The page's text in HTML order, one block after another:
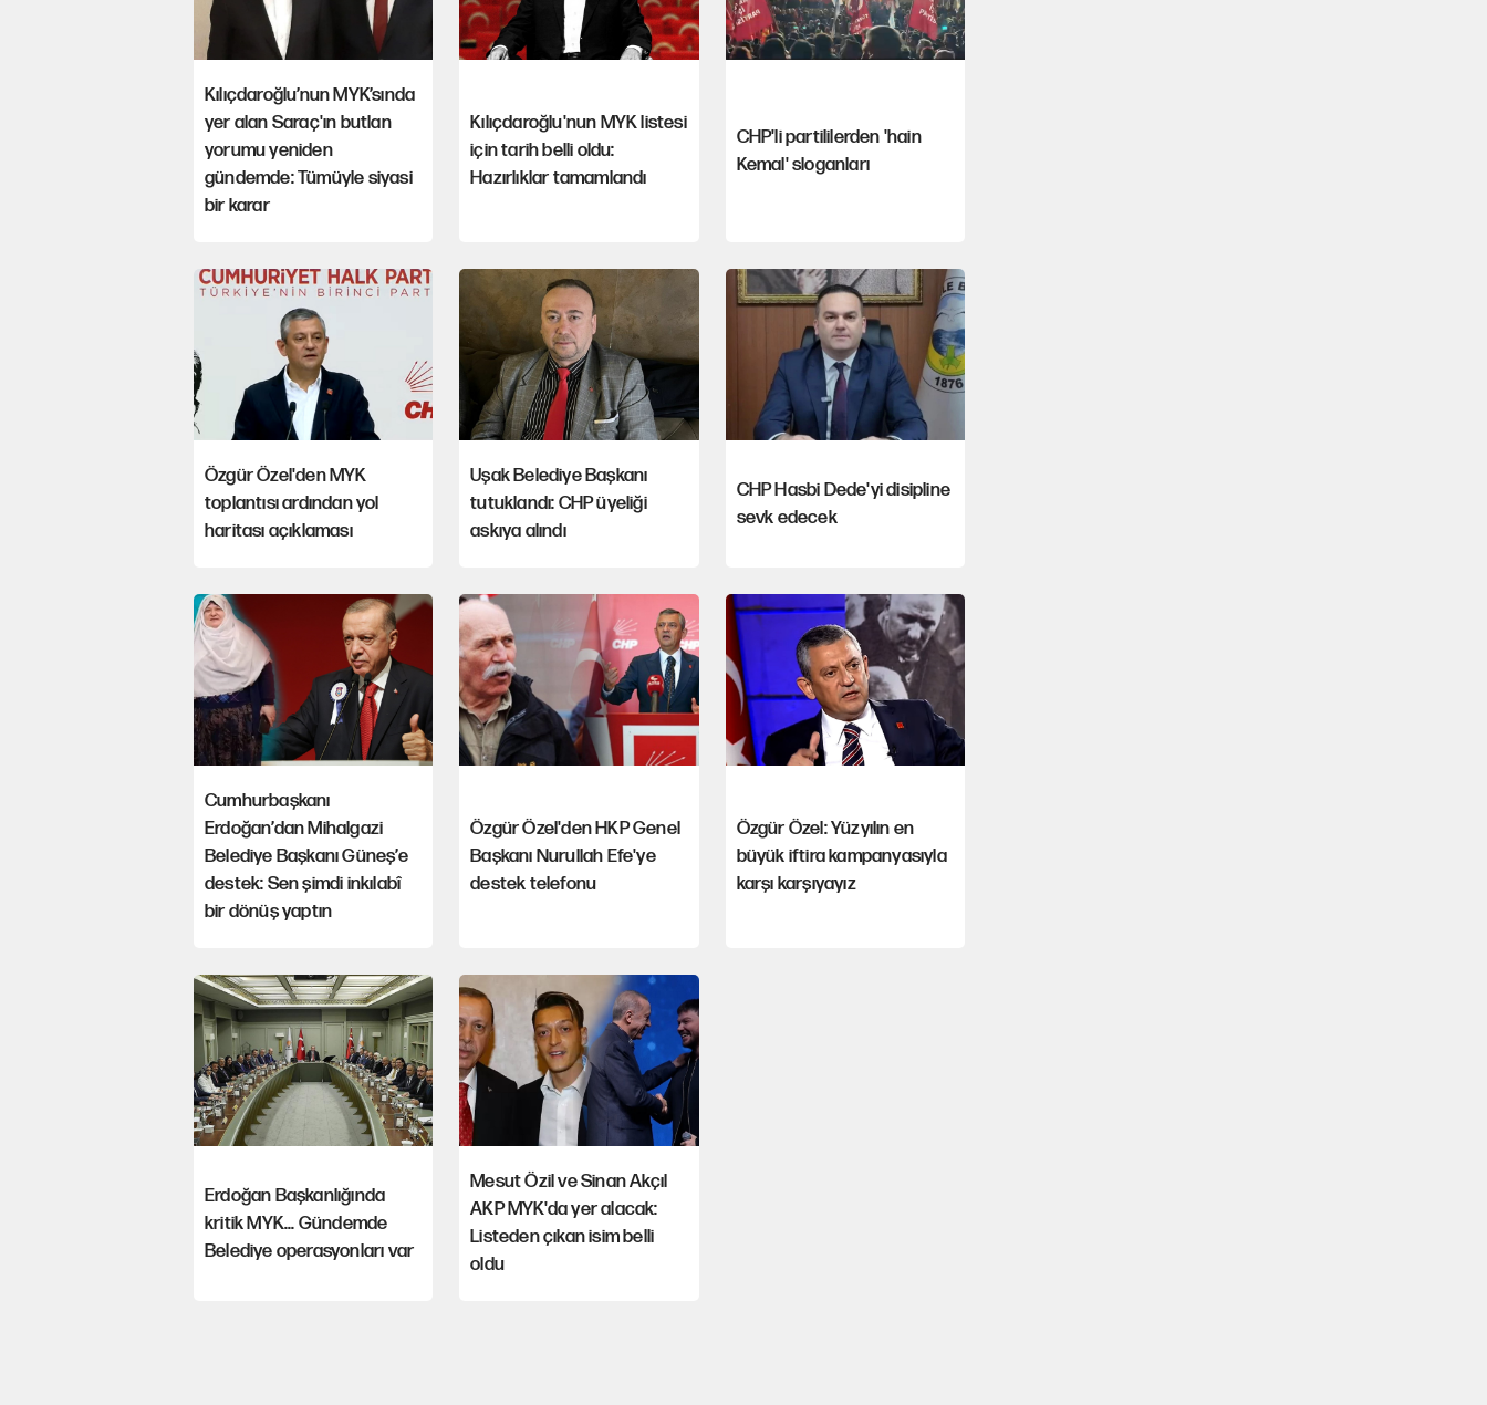
Kılıçdaroğlu’nun MYK’sında
yer alan Saraç'ın butlan
yorumu yeniden
gündemde: Tümüyle siyasi
bir karar
Kılıçdaroğlu'nun MYK listesi
için tarih belli oldu:
Hazırlıklar tamamlandı
CHP'li partililerden 'hain
Kemal' sloganları
Özgür Özel'den MYK
toplantısı ardından yol
haritası açıklaması
Uşak Belediye Başkanı
tutuklandı: CHP üyeliği
askıya alındı
CHP Hasbi Dede'yi disipline
sevk edecek
Cumhurbaşkanı
Erdoğan’dan Mihalgazi
Belediye Başkanı Güneş’e
destek: Sen şimdi inkılabî
bir dönüş yaptın
Özgür Özel'den HKP Genel
Başkanı Nurullah Efe'ye
destek telefonu
Özgür Özel: Yüzyılın en
büyük iftira kampanyasıyla
karşı karşıyayız
Erdoğan Başkanlığında
kritik MYK... Gündemde
Belediye operasyonları var
Mesut Özil ve Sinan Akçıl
AKP MYK'da yer alacak:
Listeden çıkan isim belli
oldu